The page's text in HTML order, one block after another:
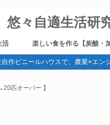
悠々自適生活研
活
ジタル機器
楽しい食を作る【炭酸・
燻製
炭酸
ビール造り
自作ビニールハウスで、農業×エン
匹オーバー 】